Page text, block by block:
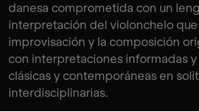
danesa comprometida con un
interpretación del violonchelo que
improvisación y la composición
con interpretaciones informadas
clásicas y contemporáneas en
interdisciplinarias.